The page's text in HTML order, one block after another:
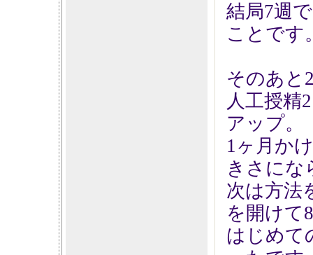
結局7週
ことです
そのあと
人工授精
アップ。
1ヶ月か
きさにな
次は方法
を開けて
はじめて